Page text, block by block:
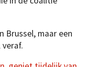
Brussel, maar een